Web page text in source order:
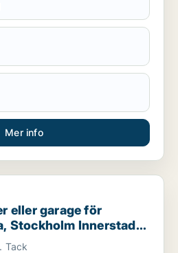
Mer info
garage för uthyrning i Nacka,
eller garage för
Stockholm Innerstad
Tack